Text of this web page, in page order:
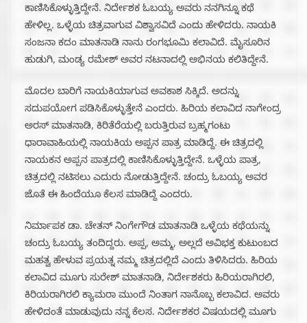
ಕಾಣಿಸಿಕೊಳ್ಳುತ್ತಿದ್ದೇನೆ. ನಿರ್ದೇಶಕ ಓಬಯ್ಯ ಅವರು ನನಗಿನ್ನೂ ಕಥೆ
ಹೇಳಿಲ್ಲ. ಒಳ್ಳೆಯ ಚಿತ್ರವಾಗುವ ವಿಶ್ವಾಸವಿದೆ ಎಂದು ಹೇಳಿದರು. ನಾಯಕಿ
ಸಂಜನಾ ಕದಂ ಮಾತನಾಡಿ ನಾನು ರಂಗಭೂಮಿ‌ ಕಲಾವಿದೆ. ಮೈಸೂರಿನ
ಹುಡುಗಿ, ಮಂಡ್ಯ ರಮೇಶ್ ಅವರ ನಟನಾದಲ್ಲಿ ಅಭಿನಯ ಕಲಿತಿದ್ದೇನೆ.
ಮೊದಲ ಬಾರಿಗೆ ನಾಯಕಿಯಾಗುವ ಅವಕಾಶ ಸಿಕ್ಕಿದೆ. ಅದನ್ನು
ಸದುಪಯೋಗ ಪಡಿಸಿಕೊಳ್ಳುತ್ತೇನೆ ಎಂದರು. ಹಿರಿಯ ಕಲಾವಿದ ನಾಗೇಂದ್ರ
ಅರಸ್ ಮಾತನಾಡಿ, ಕಿರಿತೆರೆಯಲ್ಲಿ ಬರುತ್ತಿರುವ ಬ್ರಹ್ಮಗಂಟು
ಧಾರಾವಾಹಿಯಲ್ಲಿ ನಾಯಕಿಯ ಅಪ್ಪನ ಪಾತ್ರ ಮಾಡಿದ್ದೆ. ಈ ಚಿತ್ರದಲ್ಲಿ
ನಾಯಕನ ಅಪ್ಪನ ಪಾತ್ರದಲ್ಲಿ ಕಾಣಿಸಿಕೊಳ್ಳುತ್ತಿದ್ದೇನೆ. ಒಳ್ಳೆಯ ಪಾತ್ರ,
ಚಿತ್ರದಲ್ಲಿ ನಟಿಸಲು ಎದುರು ನೋಡುತ್ತಿದ್ದೇನೆ. ಚಂದ್ರು ಓಬಯ್ಯ ಅವರ
ಜೊತೆ ಈ ಹಿಂದೆಯೂ ಕೆಲಸ ಮಾಡಿದ್ದೆ ಎಂದರು.
ನಿರ್ಮಾಪಕ ಡಾ. ಚೇತನ್ ನಿಂಗೇಗೌಡ ಮಾತನಾಡಿ ಒಳ್ಳೆಯ ಕಥೆಯನ್ನು
ಚಂದ್ರು ಓಬಯ್ಯ ತಂದಿದ್ದರು. ಅಪ್ಪ, ಅಮ್ಮ, ಅಲ್ಲದೆ ಅವಿಭಕ್ತ ಕುಟುಂಬದ
ಮಹತ್ವ ಹೇಳುವ ಪ್ರಯತ್ನ ನಮ್ಮ ಚಿತ್ರದಲ್ಲಿದೆ ಎಂದು ತಿಳಿಸಿದರು. ಹಿರಿಯ
ಕಲಾವಿದ ಮೂಗು ಸುರೇಶ್ ಮಾತನಾಡಿ, ನಿರ್ದೇಶಕರು ಹಿರಿಯರಾಗಿರಲಿ,
ಕಿರಿಯರಾಗಿರಲಿ ಕ್ಯಾಮರಾ ಮುಂದೆ ನಿಂತಾಗ ನಾನೊಬ್ಬ ಕಲಾವಿದ. ಅವರು
ಹೇಳಿದಂತೆ ಮಾಡುವುದು ನನ್ನ ಕೆಲಸ. ನಿರ್ದೇಶಕರ ವಿಷಯದಲ್ಲಿ ಮೂಗು